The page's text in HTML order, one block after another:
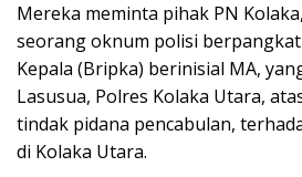
Mereka meminta pihak PN
seorang oknum polisi
Kepala (Bripka) berinisial MA,
Lasusua, Polres Kolaka Utara,
tindak pidana pencabulan,
di Kolaka Utara.